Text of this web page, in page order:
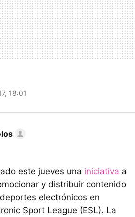
18:01
este jueves una iniciativa a
y distribuir contenido
electrónicos en
Sport League (ESL). La